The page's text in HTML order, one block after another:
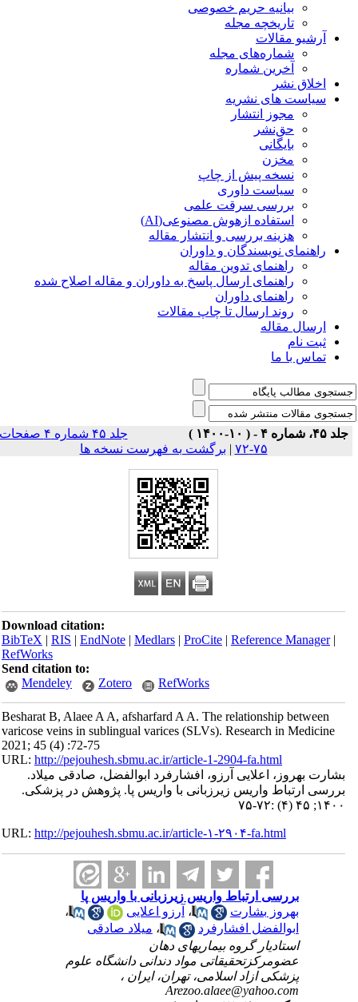
بیانیه حریم خصوصی
تاریخچه مجله
آرشیو مقالات
شماره‌های مجله
آخرین شماره
اخلاق نشر
سیاست های نشریه
مجوز انتشار
حق‌نشر
بایگانی
مخزن
نسخه پیش از چاپ
سیاست داوری
بررسی سرقت علمی
استفاده ازهوش مصنوعی(AI)
هزینه بررسی و انتشار مقاله
راهنمای نویسندگان و داوران
راهنمای تدوین مقاله
راهنمای ارسال پاسخ به داوران و مقاله اصلاح شده
راهنمای داوران
روند ارسال تا چاپ مقالات
ارسال مقاله
ثبت نام
تماس با ما
جلد ۴۵، شماره ۴ - ( ۱۰-۱۴۰۰ )
جلد ۴۵ شماره ۴ صفحات
۷۵-۷۲
|برگشت به فهرست نسخه ها
Download citation:
BibTeX|RIS|EndNote|Medlars|ProCite|Reference Manager
RefWorks
Send citation to:
Mendeley
Zotero RefWorks
Besharat B, Alaee A A, afsharfard A A. The relationship between
varicose veins in sublingual varices (SLVs). Research in Medicine
2021; 45 (4) :72-75
URL:http://pejouhesh.sbmu.ac.ir/article-1-2904-fa.html
بشارت بهروز، اعلایی آرزو، افشارفرد ابوالفضل، صادقی میلاد.
بررسی ارتباط واریس زیرزبانی با واریس پا. پژوهش در پزشکی.
۱۴۰۰; ۴۵ (۴) :۷۲-۷۵
URL:http://pejouhesh.sbmu.ac.ir/article-۱-۲۹۰۴-fa.html
بررسی ارتباط واریس زیرزبانی با واریس پا
بهروز بشارت
،آرزو اعلایی
،
ابوالفضل افشارفرد
،میلاد صادقی
استادیار گروه بیماریهای دهان
عضومرکزتحقیقاتی مواد دندانی دانشگاه علوم
پزشکی ازاد اسلامی، تهران، ایران ،
Arezoo.alaee@yahoo.com